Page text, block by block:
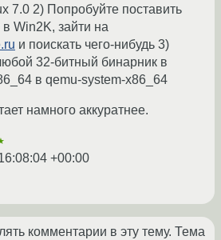
7.0 2) Попробуйте поставить
Win2K, зайти на
и поискать чего-нибудь 3)
32-битный бинарник в
в qemu-system-x86_64
намного аккуратнее.
+00:00
комментарии в эту тему. Тема